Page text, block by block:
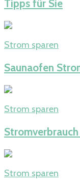
Tipps für Sie
Strom sparen
Saunaofen
Strom sparen
Strom sparen